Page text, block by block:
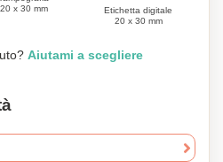
20 x 30 mm
Etichetta digitale
20 x 30 mm
Aiutami a scegliere